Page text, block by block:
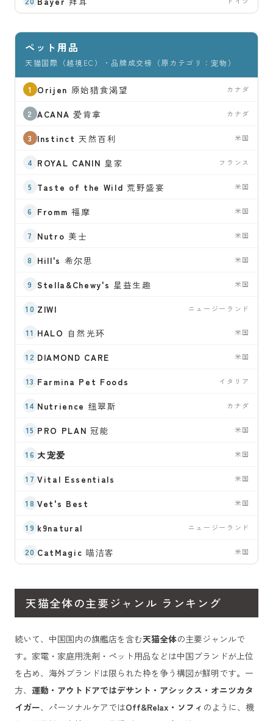
ペット用品
天猫国際（越境EC）・品牌成交榜（原カテゴリ：宠物）
Orijen 原始猎食渴望 カナダ
ACANA 爱肯拿 カナダ
Instinct 天然百利 米国
ROYAL CANIN 皇家 フランス
Taste of the Wild 荒野盛宴 米国
Fromm 福摩 米国
Nutro 美士 米国
Hill's 希尔思 米国
Stella&Chewy's 星益生趣 米国
ZIWI ニュージーランド
HALO 自然光环 米国
DIAMOND CARE 米国
Farmina Pet Foods イタリア
Nutrience 纽翠斯 カナダ
PRO PLAN 冠能 米国
大宠爱 米国
Vital Essentials 米国
Vet's Best 米国
k9natural ニュージーランド
CatMagic 喵洁客 米国
天猫全体の主要ジャンル ランキング
続いて、中国国内の旗艦店を含む天猫全体の主要ジャンルで
す。家電・家庭用洗剤・ペット用品などは中国ブランドが上位
を占め、海外ブランドは限られた枠を争う構図が鮮明です。一
方、 運動・アウトドアではデサント・アシックス・オニツカタ
イガー、パーソナルケアではOff&Relax・ソフィ のように、機